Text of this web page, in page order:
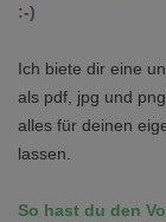
:-)
Ich biete dir eine
als pdf, jpg und
alles für deinen
lassen.
So hast du den